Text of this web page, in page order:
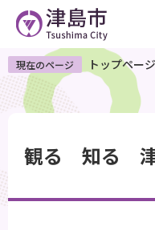
ペ
ー
ジ
で
す
現在のページ トップページ
観る 知る 津